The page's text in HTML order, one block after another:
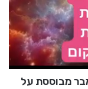
מבוססת על